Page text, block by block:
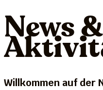
News &
Willkommen auf der